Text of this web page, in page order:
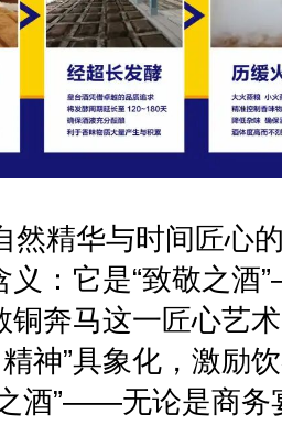
然精华与时间匠心
义：它是“致敬之
铜奔马这一匠心艺
神”具象化，激励
酒”——无论是商务